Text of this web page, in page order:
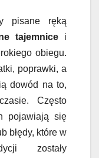
pisane ręką
tajemnicei
obiegu.
poprawki, a
dowód na to,
Często
pojawiają się
błędy, które w
zostały